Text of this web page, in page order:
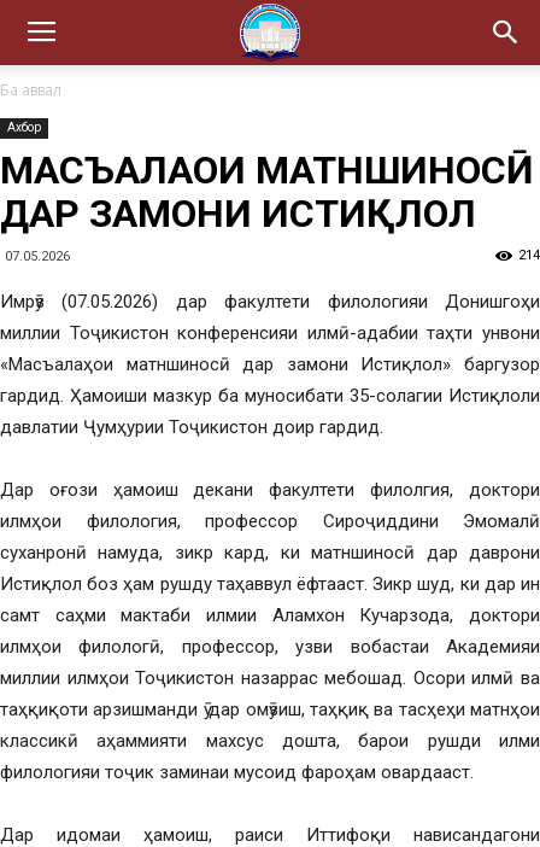
Ба аввал
Ахбор
МАСЪАЛАҲОИ МАТНШИНОСӢ
ДАР ЗАМОНИ ИСТИҚЛОЛ
07.05.2026 214
Имрӯз (07.05.2026) дар факултети филологияи Донишгоҳи
миллии Тоҷикистон конференсияи илмӣ-адабии таҳти унвони
«Масъалаҳои матншиносӣ дар замони Истиқлол» баргузор
гардид. Ҳамоиши мазкур ба муносибати 35-солагии Истиқлоли
давлатии Ҷумҳурии Тоҷикистон доир гардид.
Дар оғози ҳамоиш декани факултети филолгия, доктори
илмҳои филология, профессор Сироҷиддини Эмомалӣ
суханронӣ намуда, зикр кард, ки матншиносӣ дар даврони
Истиқлол боз ҳам рушду таҳаввул ёфтааст. Зикр шуд, ки дар ин
самт саҳми мактаби илмии Аламхон Кучарзода, доктори
илмҳои филологӣ, профессор, узви вобастаи Академияи
миллии илмҳои Тоҷикистон назаррас мебошад. Осори илмӣ ва
таҳқиқоти арзишманди ӯ дар омӯзиш, таҳқиқ ва тасҳеҳи матнҳои
классикӣ аҳаммияти махсус дошта, барои рушди илми
филологияи тоҷик заминаи мусоид фароҳам овардааст.
Дар идомаи ҳамоиш, раиси Иттифоқи нависандагони